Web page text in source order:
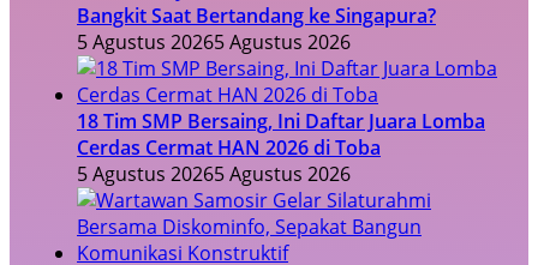
Bangkit Saat Bertandang ke Singapura?
5 Agustus 20265 Agustus 2026
18 Tim SMP Bersaing, Ini Daftar Juara Lomba
Cerdas Cermat HAN 2026 di Toba
5 Agustus 20265 Agustus 2026